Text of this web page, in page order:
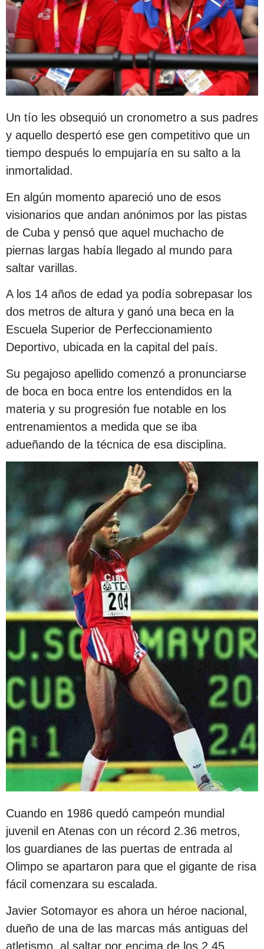
Un tío les obsequió un cronometro a sus padres
y aquello despertó ese gen competitivo que un
tiempo después lo empujaría en su salto a la
inmortalidad.
En algún momento apareció uno de esos
visionarios que andan anónimos por las pistas
de Cuba y pensó que aquel muchacho de
piernas largas había llegado al mundo para
saltar varillas.
A los 14 años de edad ya podía sobrepasar los
dos metros de altura y ganó una beca en la
Escuela Superior de Perfeccionamiento
Deportivo, ubicada en la capital del país.
Su pegajoso apellido comenzó a pronunciarse
de boca en boca entre los entendidos en la
materia y su progresión fue notable en los
entrenamientos a medida que se iba
adueñando de la técnica de esa disciplina.
Cuando en 1986 quedó campeón mundial
juvenil en Atenas con un récord 2.36 metros,
los guardianes de las puertas de entrada al
Olimpo se apartaron para que el gigante de risa
fácil comenzara su escalada.
Javier Sotomayor es ahora un héroe nacional,
dueño de una de las marcas más antiguas del
atletismo, al saltar por encima de los 2.45